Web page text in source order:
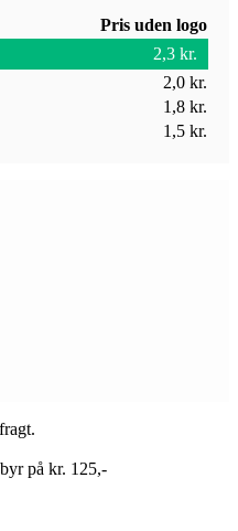
Pris uden logo
2,3 kr.
2,0 kr.
1,8 kr.
1,5 kr.
på kr. 125,-